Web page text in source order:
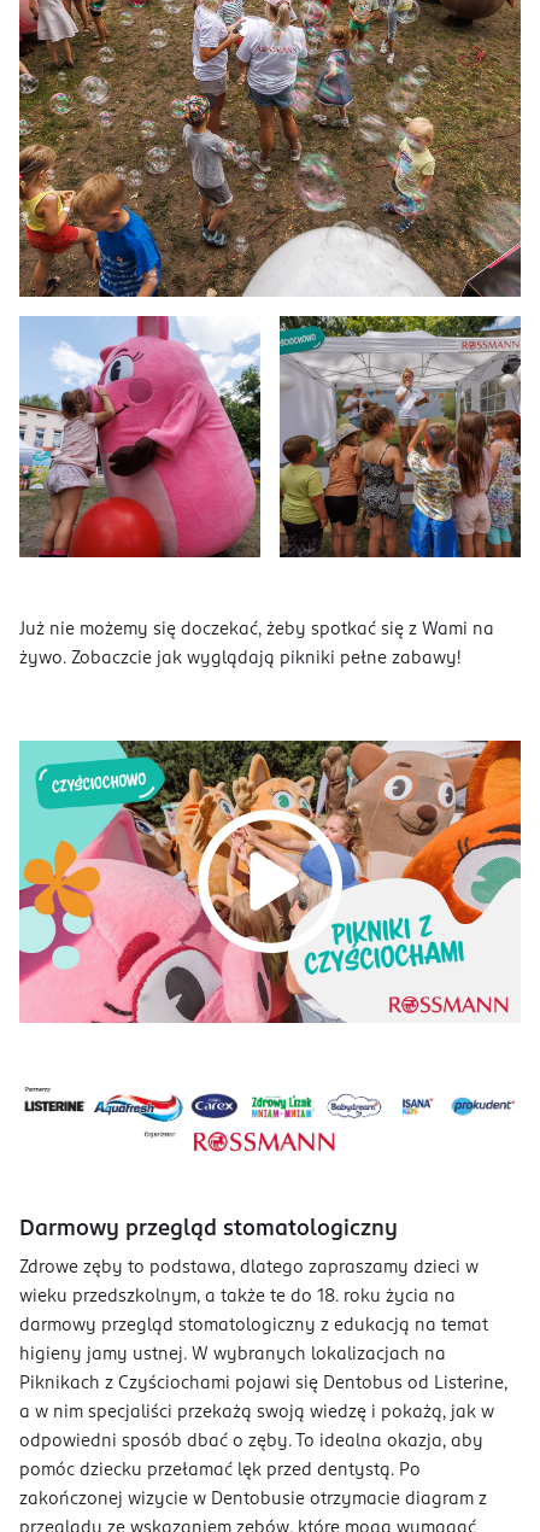
Już nie możemy się doczekać, żeby spotkać się z Wami na
żywo. Zobaczcie jak wyglądają pikniki pełne zabawy!
Darmowy przegląd stomatologiczny
Zdrowe zęby to podstawa, dlatego zapraszamy dzieci w
wieku przedszkolnym, a także te do 18. roku życia na
darmowy przegląd stomatologiczny z edukacją na temat
higieny jamy ustnej. W wybranych lokalizacjach na
Piknikach z Czyściochami pojawi się Dentobus od Listerine,
a w nim specjaliści przekażą swoją wiedzę i pokażą, jak w
odpowiedni sposób dbać o zęby. To idealna okazja, aby
pomóc dziecku przełamać lęk przed dentystą. Po
zakończonej wizycie w Dentobusie otrzymacie diagram z
przeglądu ze wskazaniem zębów, które mogą wymagać